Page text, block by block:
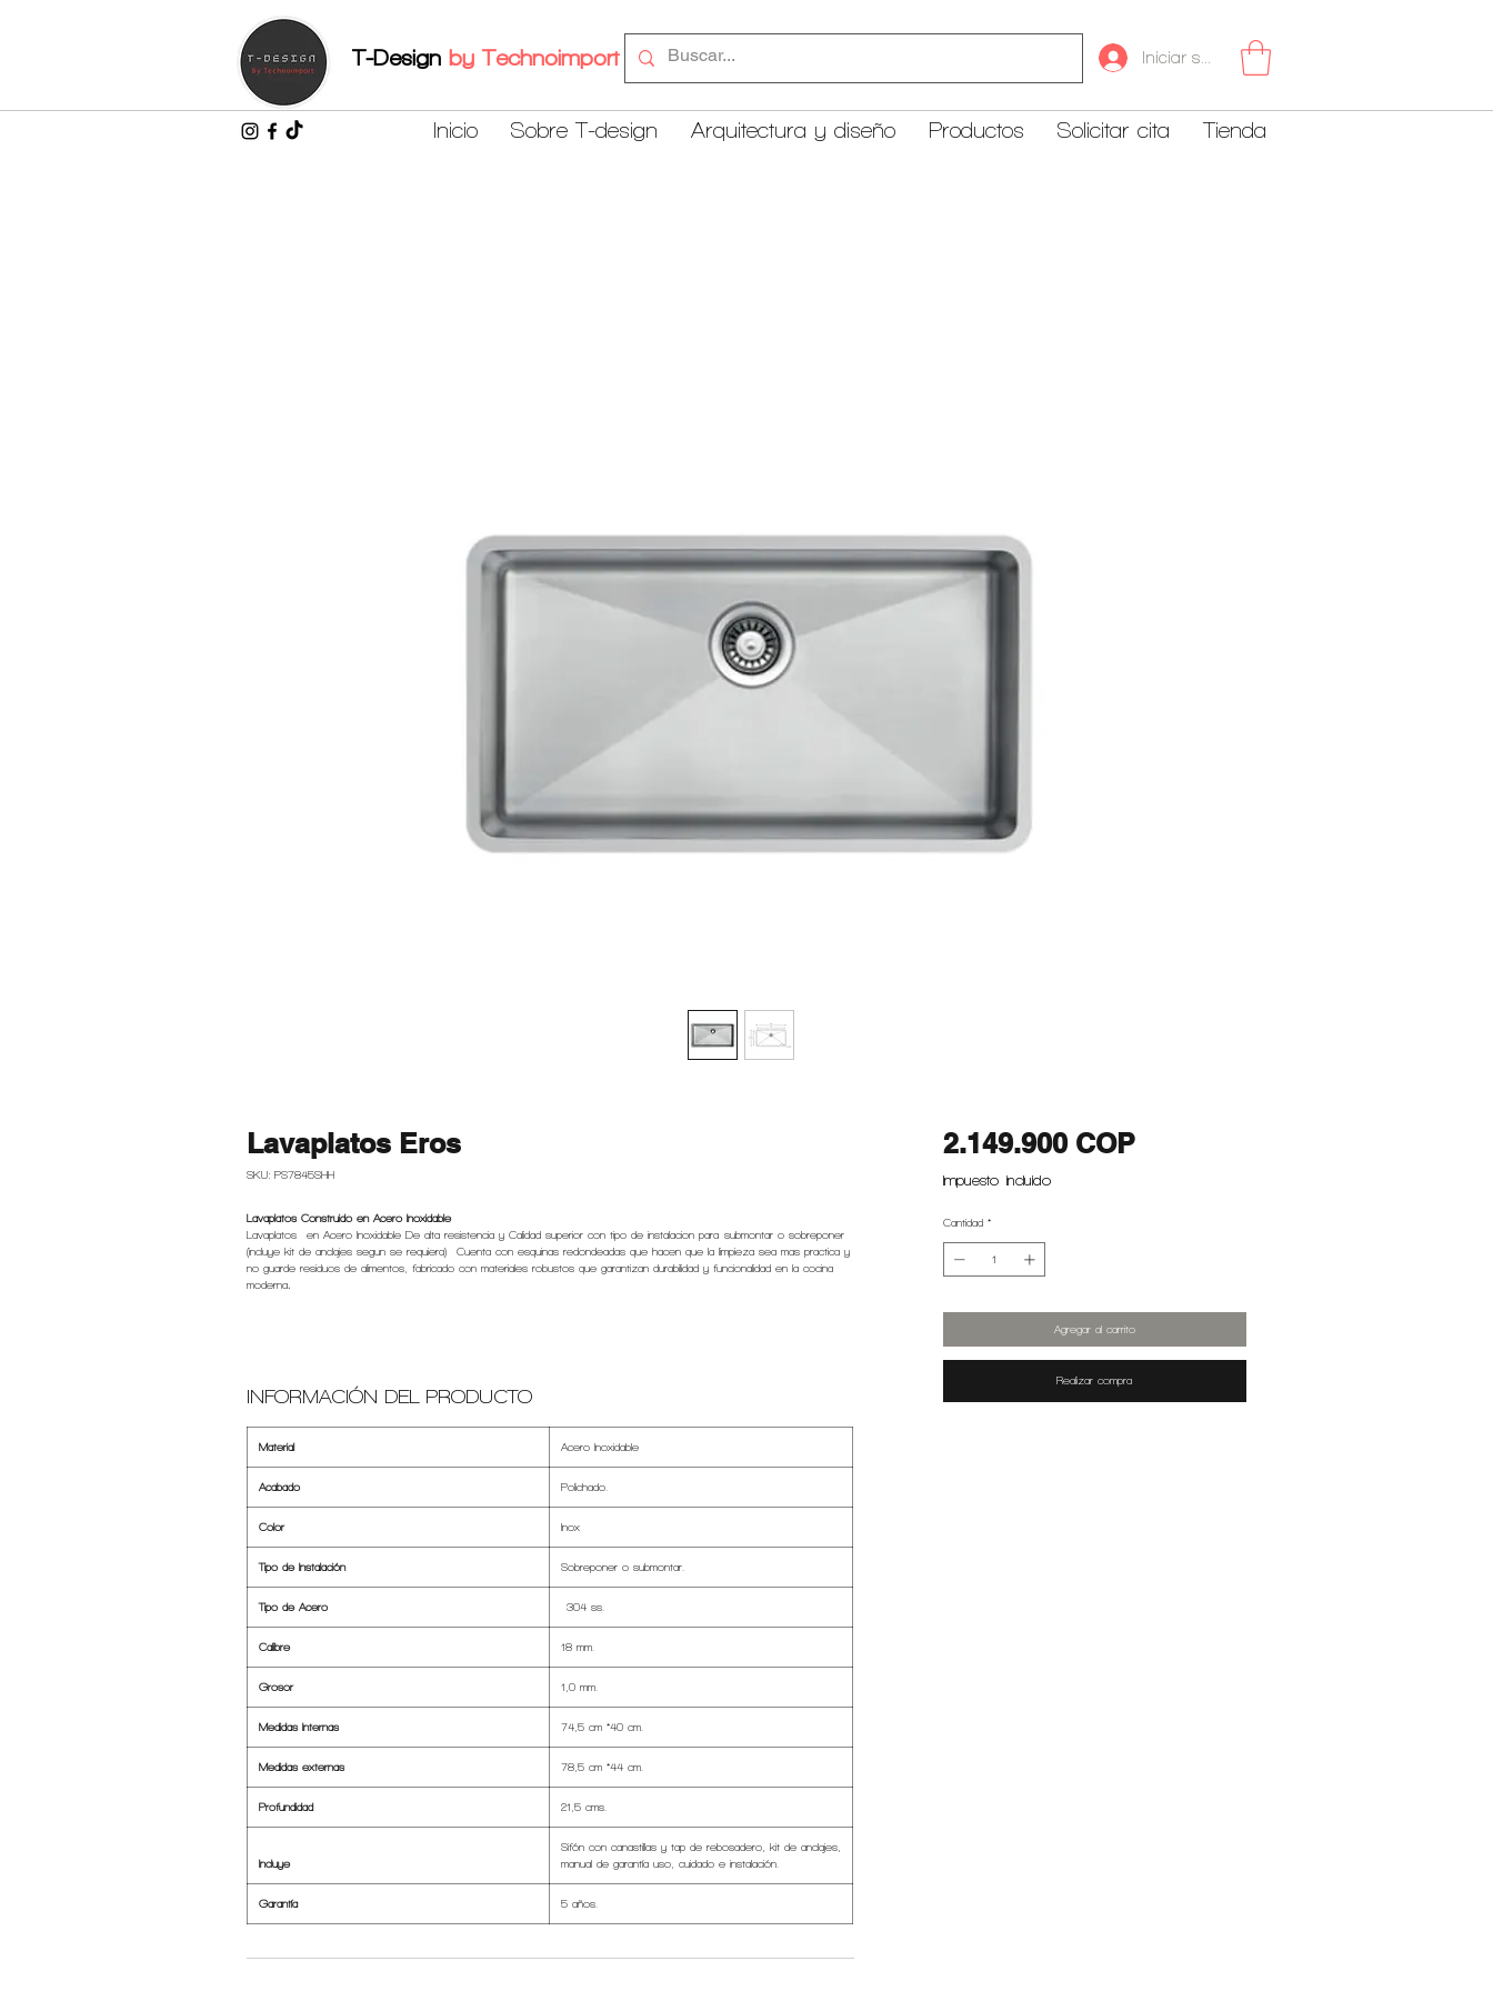
T-Design by Technoimport Iniciar sesión
Inicio Sobre T-design Arquitectura y diseño Productos Solicitar cita Tienda
Lavaplatos Eros
SKU: PS7845SHH
Lavaplatos Construido en Acero Inoxidable
Lavaplatos en Acero Inoxidable De alta resistencia y Calidad superior con tipo de instalacion para submontar o sobreponer
(incluye kit de anclajes segun se requiera) Cuenta con esquinas redondeadas que hacen que la limpieza sea mas practica y
no guarde residuos de alimentos, fabricado con materiales robustos que garantizan durabilidad y funcionalidad en la cocina
moderna.
INFORMACIÓN DEL PRODUCTO
Material Acero Inoxidable
Acabado Polichado.
Color Inox
Tipo de Instalación Sobreponer o submontar.
Tipo de Acero 304 ss.
Calibre 18 mm.
Grosor 1,0 mm.
Medidas Internas 74,5 cm *40 cm.
Medidas externas 78,5 cm *44 cm.
Profundidad 21,5 cms.
Incluye
Sifón con canastillas y tap de rebosadero, kit de anclajes,
manual de garantía uso, cuidado e instalación.
Garantía 5 años.
2.149.900 COPPrecio
Impuesto incluido
Cantidad *
Agregar al carrito
Realizar compra